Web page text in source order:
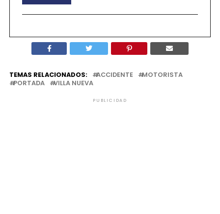
TEMAS RELACIONADOS: ACCIDENTE
MOTORISTA
PUBLICIDAD